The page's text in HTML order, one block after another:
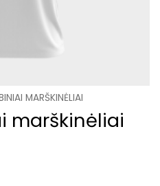
MARŠKINĖLIAI
marškinėliai